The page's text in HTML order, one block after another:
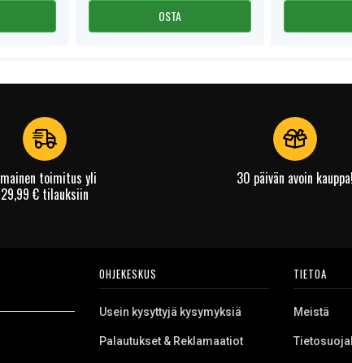
OSTA
toimitus yli
29,99 € tilauksiin
30 päivän avoin kauppa!
OHJEKESKUS
Usein kysyttyjä kysymyksiä
Palautukset & Reklamaatiot
TIETOA
Meistä